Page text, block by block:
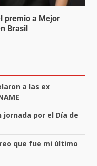
premio a Mejor
Brasil
a las ex
jornada por el Día de
que fue mi último